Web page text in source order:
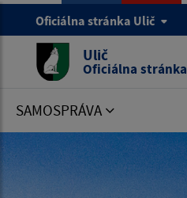
Oficiálna stránka Ulič
Ulič
Oficiálna stránka
SAMOSPRÁVA